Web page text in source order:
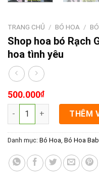
TRANG CHỦ / BÓ HOA /
Shop hoa bó Rạch
hoa tình yêu
500.000₫
Shop hoa bó Rạch Gia
THÊM
Danh mục: Bó Hoa Bó Hoa